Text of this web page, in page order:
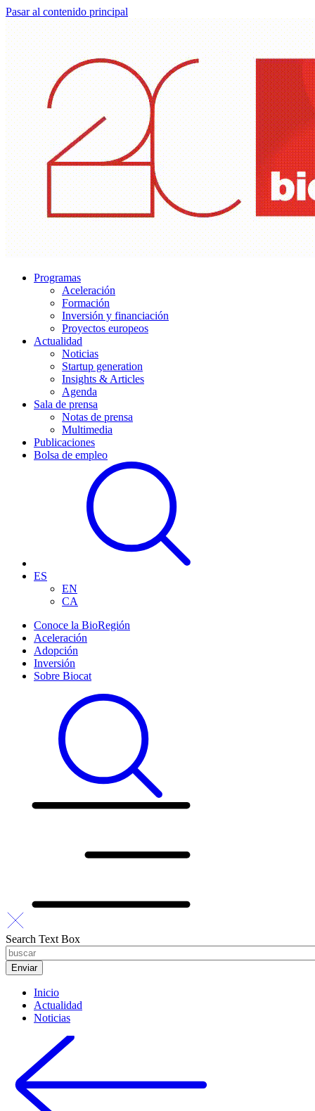
Pasar al contenido principal
Programas
Aceleración
Formación
Inversión y financiación
Proyectos europeos
Actualidad
Noticias
Startup generation
Insights & Articles
Agenda
Sala de prensa
Notas de prensa
Multimedia
Publicaciones
Bolsa de empleo
ES
EN
CA
Conoce la BioRegión
Aceleración
Adopción
Inversión
Sobre Biocat
Search Text Box
Inicio
Actualidad
Noticias